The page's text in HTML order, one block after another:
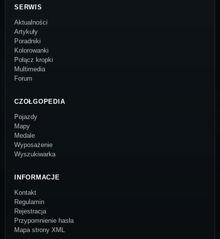
SERWIS
Aktualności
Artykuły
Poradniki
Kolorowanki
Połącz kropki
Multimedia
Forum
CZOŁGOPEDIA
Pojazdy
Mapy
Medale
Wyposażenie
Wyszukiwarka
INFORMACJE
Kontakt
Regulamin
Rejestracja
Przypomnienie hasła
Mapa strony XML